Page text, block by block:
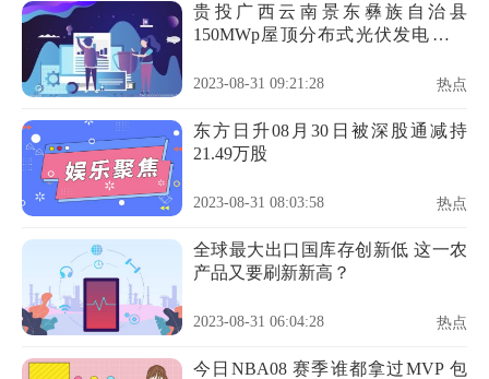
贵投广西云南景东彝族自治县
150MWp屋顶分布式光伏发电建设
2023-08-31 09:21:28 热点
东方日升08月30日被深股通减持
21.49万股
2023-08-31 08:03:58 热点
全球最大出口国库存创新低 这一农
产品又要刷新新高？
2023-08-31 06:04:28 热点
今日NBA08 赛季谁都拿过MVP 包